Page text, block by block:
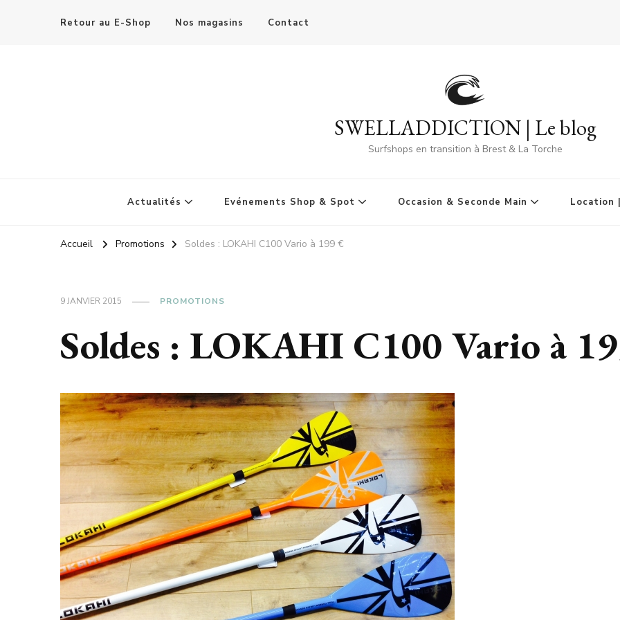
Retour au E-Shop Nos magasins Contact
SWELLADDICTION | Le blog
Surfshops en transition à Brest & La Torche
Actualités Evénements Shop & Spot Occasion & Seconde Main Location
Accueil Promotions Soldes : LOKAHI C100 Vario à 199 €
9 JANVIER 2015 PROMOTIONS
Soldes : LOKAHI C100 Vario à